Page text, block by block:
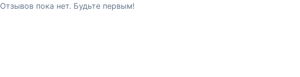
Отзывов пока нет. Будьте первым!